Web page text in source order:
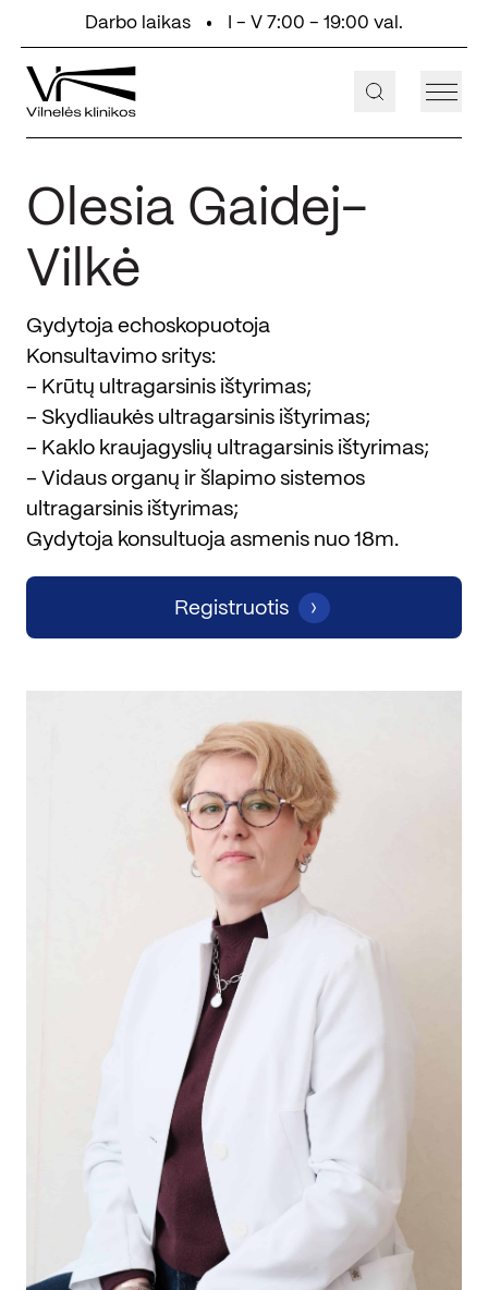
Eiti prie turinioDarbo laikas I - V 7:00 - 19:00 val.
+370 647 55 000
Olesia Gaidej-
Vilkė
Gydytoja echoskopuotoja
Konsultavimo sritys:
- Krūtų ultragarsinis ištyrimas;
- Skydliaukės ultragarsinis ištyrimas;
- Kaklo kraujagyslių ultragarsinis ištyrimas;
- Vidaus organų ir šlapimo sistemos
ultragarsinis ištyrimas;
Gydytoja konsultuoja asmenis nuo 18m.
Registruotis